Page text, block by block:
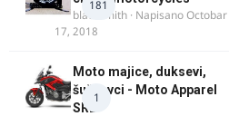
181
blacksmith · NapisanoOctobar
17, 2018
1
Moto majice, duksevi,
šuškavci - Moto Apparel
SRB